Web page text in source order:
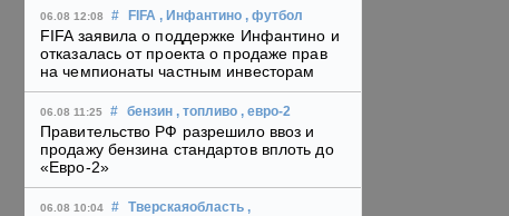
06.08 12:08 # FIFA , Инфантино , футбол
FIFA заявила о поддержке Инфантино и
отказалась от проекта о продаже прав
на чемпионаты частным инвесторам
06.08 11:25 # бензин , топливо , евро-2
Правительство РФ разрешило ввоз и
продажу бензина стандартов вплоть до
«Евро-2»
06.08 10:04 # Тверскаяобласть ,